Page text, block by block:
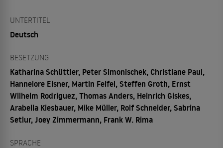
UNTERTITEL
Deutsch
BESETZUNG
Katharina Schüttler, Peter Simonischek, Christiane Paul,
Hannelore Elsner, Martin Feifel, Steffen Groth, Ernst
Wilhelm Rodriguez, Thomas Anders, Heinrich Giskes,
Arabella Kiesbauer, Mike Müller, Rolf Schneider, Sabrina
Setlur, Joey Zimmermann, Frank W. Rima
SPRACHE